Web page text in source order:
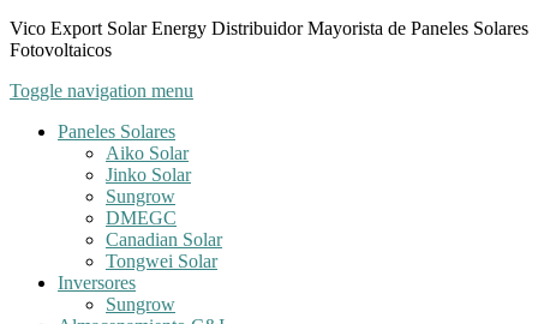
Vico Export Solar Energy Distribuidor Mayorista de Paneles Solares
Fotovoltaicos
Toggle navigation menu
Paneles Solares
Aiko Solar
Jinko Solar
Sungrow
DMEGC
Canadian Solar
Tongwei Solar
Inversores
Sungrow